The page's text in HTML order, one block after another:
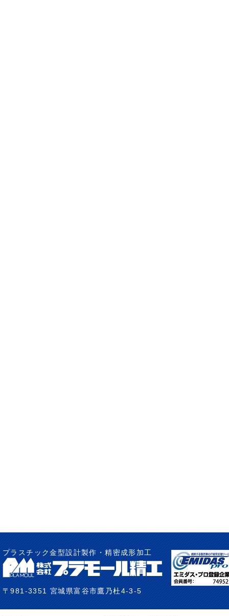
プラスチック金型設計製作・精密成形加工
〒981-3351 宮城県富谷市鷹乃杜4-3-5